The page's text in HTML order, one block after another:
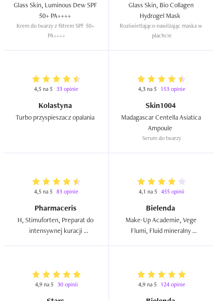
Glass Skin, Luminous Dew SPF
Krem do twarzy z filtrem SPF 50+
PA++++
Glass Skin, Bio Collagen
Rozświetlająco-nawilżając maska w
płachcie
4,5 na 5 33 opinie
Kolastyna
4,3 na 5 153 opinie
Skin1004
Madagascar Centella Asiatica
Serum do twarzy
4,5 na 5 83 opinie
Pharmaceris
H, Stimuforten, Preparat do
intensywnej kuracji
4,1 na 5 455 opinii
Bielenda
Make-Up Academie, Vege
Flumi, Fluid mineralny
4,9 na 5 30 opinii 4,9 na 5 124 opinie